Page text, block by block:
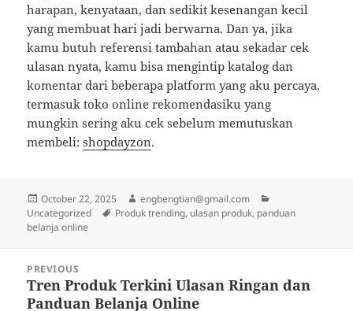
harapan, kenyataan, dan sedikit kesenangan kecil
yang membuat hari jadi berwarna. Dan ya, jika
kamu butuh referensi tambahan atau sekadar cek
ulasan nyata, kamu bisa mengintip katalog dan
komentar dari beberapa platform yang aku percaya,
termasuk toko online rekomendasiku yang
mungkin sering aku cek sebelum memutuskan
membeli:shopdayzon.
Posted
on
October 22, 2025 Author
engbengtian@gmail.com
Uncategorized
Tags
Produk trending, ulasan produk, panduan
belanja online
navigation
PREVIOUS
Previous
post:
Tren Produk Terkini Ulasan Ringan dan
Panduan Belanja Online